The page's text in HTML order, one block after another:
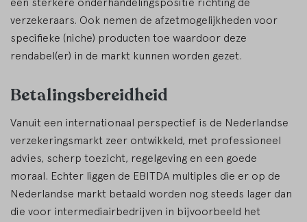
verzekeraars. Ook nemen de afzetmogelijkheden voor
specifieke (niche) producten toe waardoor deze
rendabel(er) in de markt kunnen worden gezet.
Betalingsbereidheid
Vanuit een internationaal perspectief is de Nederlandse
verzekeringsmarkt zeer ontwikkeld, met professioneel
advies, scherp toezicht, regelgeving en een goede
moraal. Echter liggen de EBITDA multiples die er op de
Nederlandse markt betaald worden nog steeds lager dan
die voor intermediairbedrijven in bijvoorbeeld het